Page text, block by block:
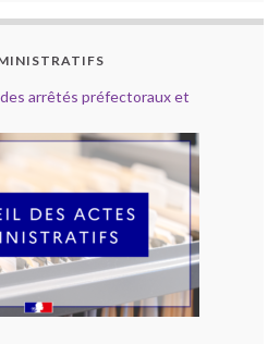
arrêtés préfectoraux et